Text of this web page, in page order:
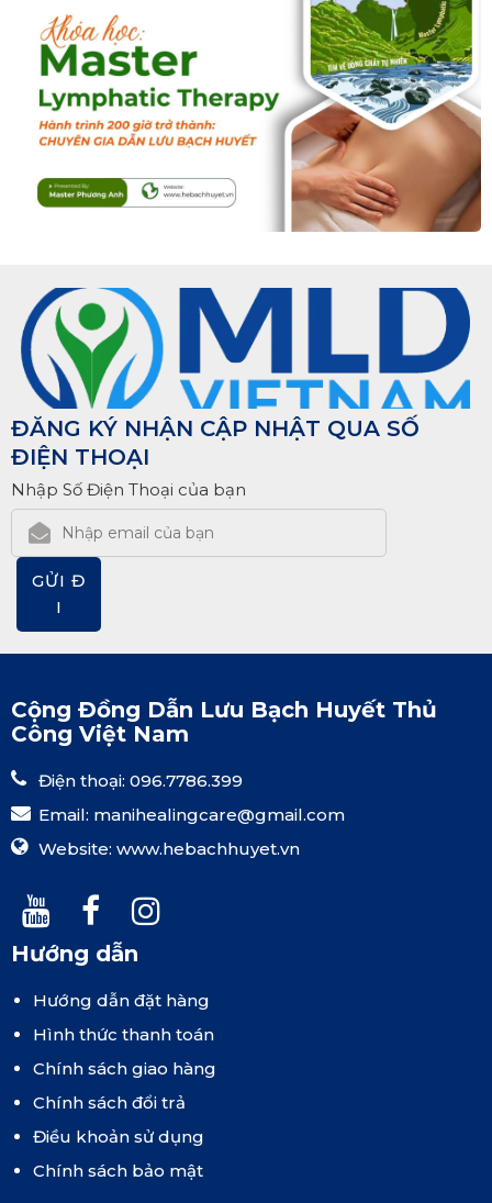
ĐĂNG KÝ NHẬN CẬP NHẬT QUA SỐ
ĐIỆN THOẠI
Nhập Số Điện Thoại của bạn
GỬI Đ
I
Cộng Đồng Dẫn Lưu Bạch Huyết Thủ
Công Việt Nam
Điện thoại: 096.7786.399
Email: manihealingcare@gmail.com
Website: www.hebachhuyet.vn
Hướng dẫn
Hướng dẫn đặt hàng
Hình thức thanh toán
Chính sách giao hàng
Chính sách đổi trả
Điều khoản sử dụng
Chính sách bảo mật